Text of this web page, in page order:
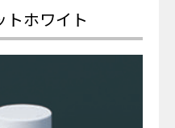
ホワイト